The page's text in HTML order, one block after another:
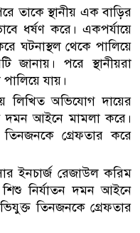
তাকে স্থানীয় এক বাড়ির
ধর্ষণ করে। একপর্যায়ে
ঘটনাস্থল থেকে পালিয়ে
জানায়। পরে স্থানীয়রা
যায়।
লিখিত অভিযোগ দায়ের
দমন আইনে মামলা করে।
গ্রেফতার করে
ইনচার্জ রেজাউল করিম
নির্যাতন দমন আইনে
তিনজনকে গ্রেফতার